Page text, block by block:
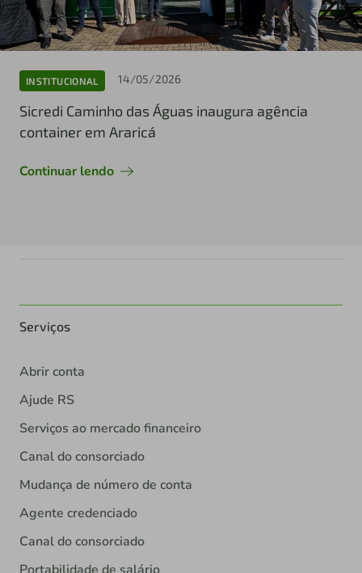
INSTITUCIONAL 14/05/2026
Sicredi Caminho das Águas inaugura agência
container em Araricá
Continuar lendo
Serviços
Abrir conta
Ajude RS
Serviços ao mercado financeiro
Canal do consorciado
Mudança de número de conta
Agente credenciado
Canal do consorciado